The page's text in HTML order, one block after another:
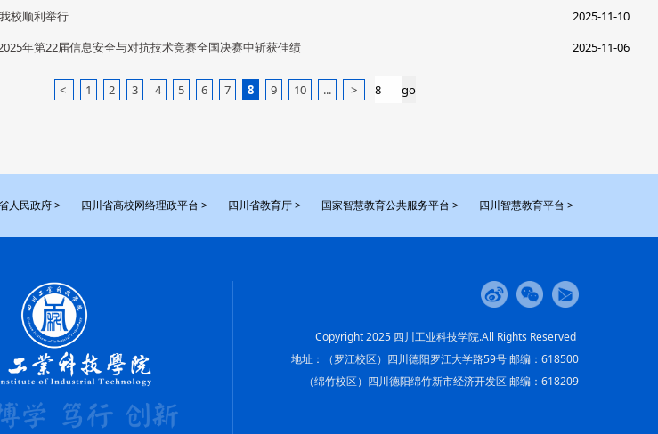
校顺利举行
2025-11-10
年第22届信息安全与对抗技术竞赛全国决赛中斩获佳绩
2025-11-06
< 1 2 3 4 5 6 7 8 9 10 ... >
人民政府 > 四川省高校网络理政平台 > 四川省教育厅 > 国家智慧教育公共服务平台 > 四川智慧教育平台 >
Copyright 2025 四川工业科技学院.All Rights Reserved
地址：（罗江校区）四川德阳罗江大学路59号 邮编：618500
（绵竹校区）四川德阳绵竹新市经济开发区 邮编：618209